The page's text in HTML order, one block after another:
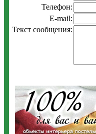
Телефон:
E-mail:
Текст сообщения: